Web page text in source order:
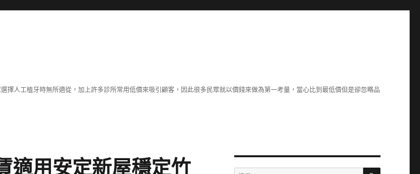
擇人工植牙時無所適從，加上許多診所常用低價來吸引顧客，因此很多民眾就以價錢來做為第一考量，當心比到最低價但是卻忽略品
適用安定新屋穩定竹
搜
搜